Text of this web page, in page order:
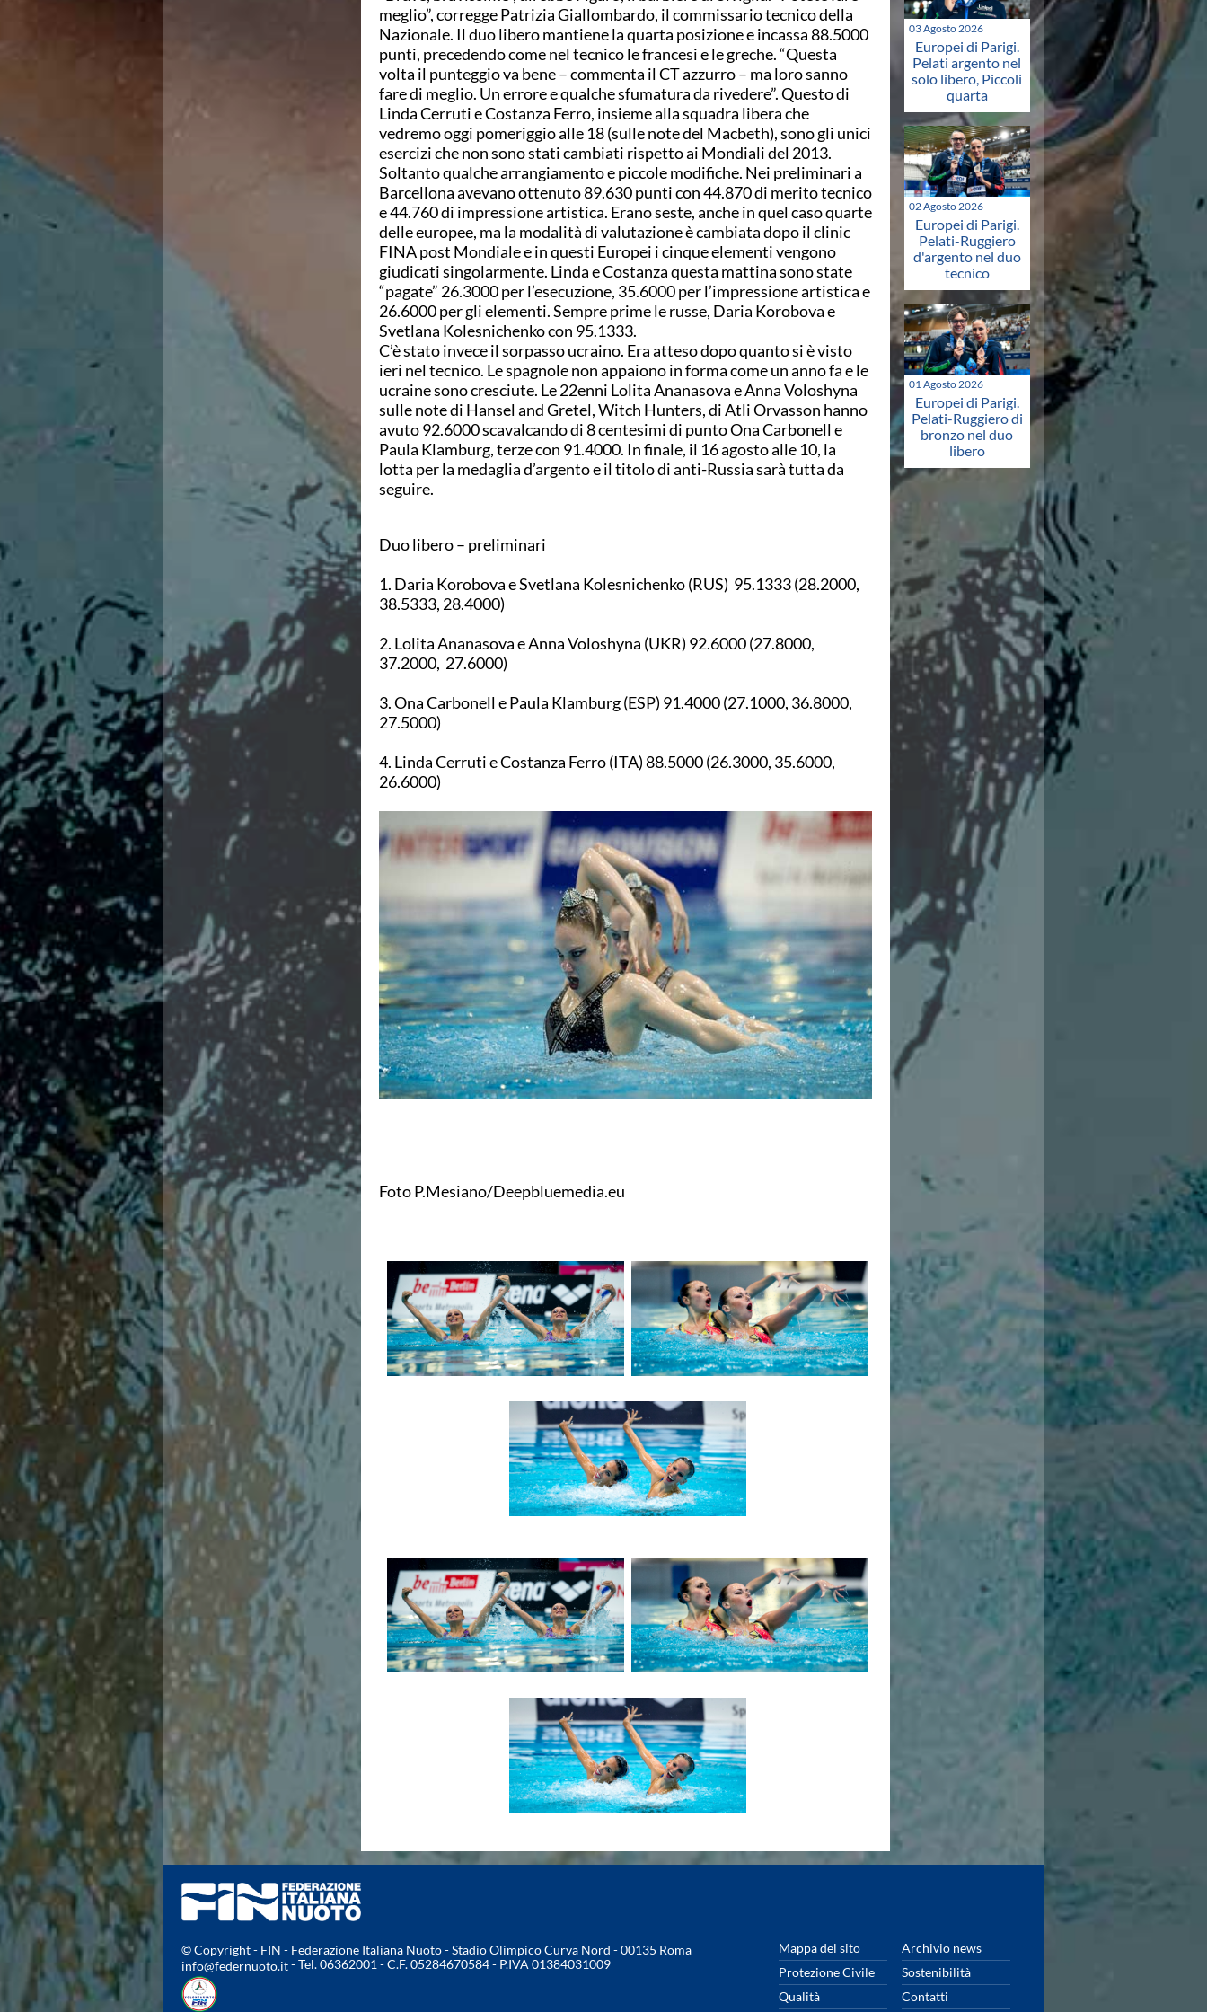
CoMeN Cup
Norme e documenti
Risultati e Classifiche
News
Flash News
Norme e documenti
Risultati e Classifiche
Azzurri
Eventi
Grand Prix
Risultati e Classifiche
Flash News
Salvamento
Eventi
Norme e documenti
Risultati e Classifiche
Albi d'oro - Primati
Flash News
Master
Campionati Italiani
Circuito Supermaster
Calendario Nazionale Fondo
Norme e documenti
Risultati e Classifiche
Primati
Graduatorie
Analisi e Approfondimenti
News
Flash News
Formazione
Sezione Salvamento
GUG
Composizione
Norme e documenti
Formazione
Sedi Regionali e Provinciali
Designazioni Arbitrali
Scuole Nuoto
Ricerca Scuole Nuoto
Manuale SNF
Diventa SNF
Propaganda
Norme e documenti
Risultati
Eventi
Centri Federali
C. F. Complesso natatorio Foro Italico
C. F. Polo Acquatico Frecciarossa Ostia
C. F. Unipol BluStadium Pietralata
C. F. Polo Acquatico Enel - Valco San Paolo
C. F. Acerra "Carlo Pedersoli"
C. F. Crotone
C. F. Livorno
C. F. Milano
C. F. Napoli "Felice Scandone"
C.F. Palazzo del Nuoto Torino
C. F. Trieste "Bruno Bianchi"
C. F. Verona "Alberto Castagnetti"
C. F. Viterbo
Area Legislativa
Protezione Civile
Qualità
Sostenibilità
Privacy
Cookie Policy
Archivio News
Flash News
Galleria fotografica
Videogallery
Intranet
Contatti
Mappa del sito
meglio”, corregge Patrizia Giallombardo, il commissario tecnico della
Nazionale. Il duo libero mantiene la quarta posizione e incassa 88.5000
punti, precedendo come nel tecnico le francesi e le greche. “Questa
volta il punteggio va bene – commenta il CT azzurro – ma loro sanno
fare di meglio. Un errore e qualche sfumatura da rivedere”. Questo di
Linda Cerruti e Costanza Ferro, insieme alla squadra libera che
vedremo oggi pomeriggio alle 18 (sulle note del Macbeth), sono gli unici
esercizi che non sono stati cambiati rispetto ai Mondiali del 2013.
Soltanto qualche arrangiamento e piccole modifiche. Nei preliminari a
Barcellona avevano ottenuto 89.630 punti con 44.870 di merito tecnico
e 44.760 di impressione artistica. Erano seste, anche in quel caso quarte
delle europee, ma la modalità di valutazione è cambiata dopo il clinic
FINA post Mondiale e in questi Europei i cinque elementi vengono
giudicati singolarmente. Linda e Costanza questa mattina sono state
“pagate” 26.3000 per l’esecuzione, 35.6000 per l’impressione artistica e
26.6000 per gli elementi. Sempre prime le russe, Daria Korobova e
Svetlana Kolesnichenko con 95.1333.
C’è stato invece il sorpasso ucraino. Era atteso dopo quanto si è visto
ieri nel tecnico. Le spagnole non appaiono in forma come un anno fa e le
ucraine sono cresciute. Le 22enni Lolita Ananasova e Anna Voloshyna
sulle note di Hansel and Gretel, Witch Hunters, di Atli Orvasson hanno
avuto 92.6000 scavalcando di 8 centesimi di punto Ona Carbonell e
Paula Klamburg, terze con 91.4000. In finale, il 16 agosto alle 10, la
lotta per la medaglia d’argento e il titolo di anti-Russia sarà tutta da
seguire.
Duo libero – preliminari
1. Daria Korobova e Svetlana Kolesnichenko (RUS) 95.1333 (28.2000,
38.5333, 28.4000)
2. Lolita Ananasova e Anna Voloshyna (UKR) 92.6000 (27.8000,
37.2000, 27.6000)
3. Ona Carbonell e Paula Klamburg (ESP) 91.4000 (27.1000, 36.8000,
27.5000)
4. Linda Cerruti e Costanza Ferro (ITA) 88.5000 (26.3000, 35.6000,
26.6000)
Foto P.Mesiano/Deepbluemedia.eu
03 Agosto 2026
Europei di Parigi.
Pelati argento nel
solo libero, Piccoli
quarta
02 Agosto 2026
Europei di Parigi.
Pelati-Ruggiero
d'argento nel duo
tecnico
01 Agosto 2026
Europei di Parigi.
Pelati-Ruggiero di
bronzo nel duo
libero
© Copyright - FIN - Federazione Italiana Nuoto - Stadio Olimpico Curva Nord - 00135 Roma
info@federnuoto.it- Tel. 06362001 - C.F. 05284670584 - P.IVA 01384031009
Mappa del sito
Archivio news
Protezione Civile
Sostenibilità
Qualità
Contatti